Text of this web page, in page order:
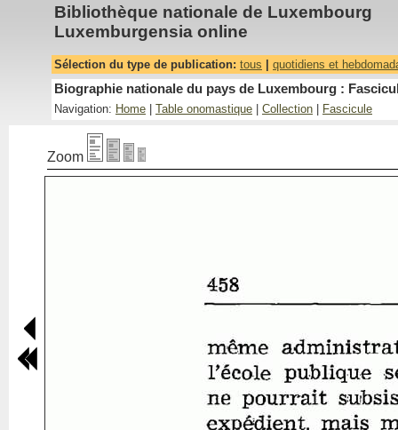
Bibliothèque nationale de Luxembourg
Luxemburgensia online
Sélection du type de publication: tous quotidiens et
Biographie nationale du pays de Luxembourg :
Navigation: Home Table onomastique Collection Fascicule
Zoom